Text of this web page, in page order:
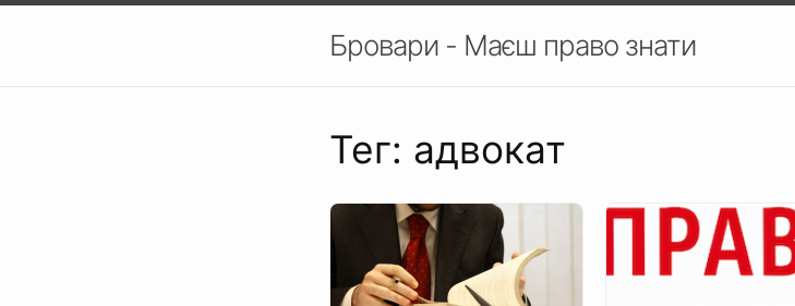
Бровари - Маєш право знати
Тег: адвокат